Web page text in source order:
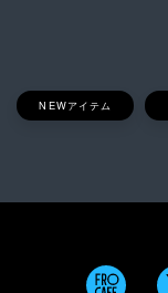
NEWアイテム